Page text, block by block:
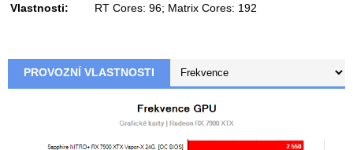
Vlastnosti:
RT Cores: 96; Matrix Cores: 192
PROVOZNÍ VLASTNOSTI